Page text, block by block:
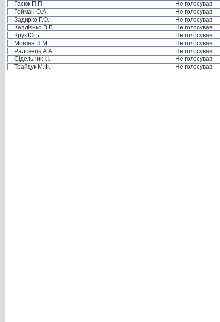
Гасюк П.П.
Не голосував
Гейман О.А.
Не голосував
Задирко Г.О.
Не голосував
Каплієнко В.В.
Не голосував
Крук Ю.Б.
Не голосував
Мовчан П.М.
Не голосував
Радовець А.А.
Не голосував
Сідельник І.І.
Не голосував
Трайдук М.Ф.
Не голосував